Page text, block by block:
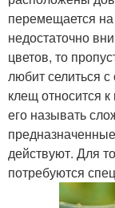
перемещается
недостаточно
цветов, то
любит селиться
клещ относится
его называть
действуют. Для
потребуются